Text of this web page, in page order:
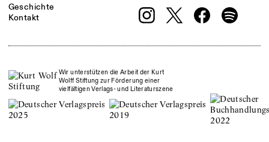
Geschichte
Kontakt
Wir unterstützen die Arbeit der Kurt
Wolff Stiftung zur Förderung einer
vielfältigen Verlags- und Literaturszene